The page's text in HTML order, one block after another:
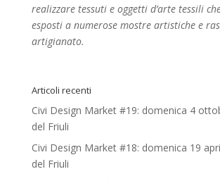
realizzare tessuti e oggetti d’arte tessili
esposti a numerose mostre artistiche e
artigianato.
Articoli recenti
Civi Design Market #19: domenica 4
del Friuli
Civi Design Market #18: domenica 19
del Friuli